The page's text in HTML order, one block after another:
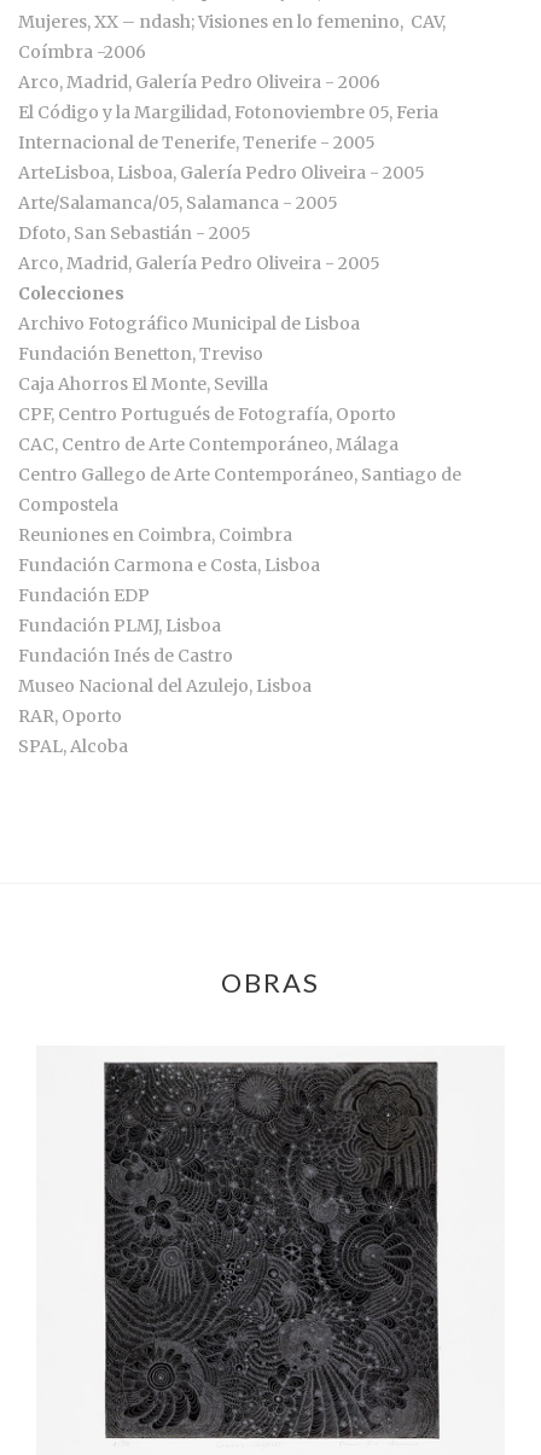
Mujeres, XX – ndash; Visiones en lo femenino, CAV,
Coímbra -2006
Arco, Madrid, Galería Pedro Oliveira - 2006
El Código y la Margilidad, Fotonoviembre 05, Feria
Internacional de Tenerife, Tenerife - 2005
ArteLisboa, Lisboa, Galería Pedro Oliveira - 2005
Arte/Salamanca/05, Salamanca - 2005
Dfoto, San Sebastián - 2005
Arco, Madrid, Galería Pedro Oliveira - 2005
Colecciones
Archivo Fotográfico Municipal de Lisboa
Fundación Benetton, Treviso
Caja Ahorros El Monte, Sevilla
CPF, Centro Portugués de Fotografía, Oporto
CAC, Centro de Arte Contemporáneo, Málaga
Centro Gallego de Arte Contemporáneo, Santiago de
Compostela
Reuniones en Coimbra, Coimbra
Fundación Carmona e Costa, Lisboa
Fundación EDP
Fundación PLMJ, Lisboa
Fundación Inés de Castro
Museo Nacional del Azulejo, Lisboa
RAR, Oporto
SPAL, Alcoba
OBRAS